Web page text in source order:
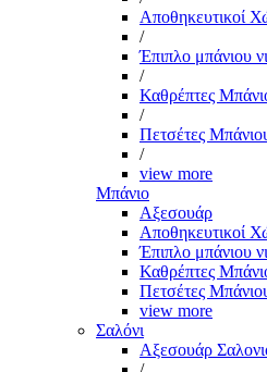
Αποθηκευτικοί
/
Έπιπλο μπάνιου
/
Καθρέπτες
/
Πετσέτες
/
view more
Μπάνιο
Αξεσουάρ
Αποθηκευτικοί
Έπιπλο μπάνιου
Καθρέπτες
Πετσέτες
view more
Σαλόνι
Αξεσουάρ